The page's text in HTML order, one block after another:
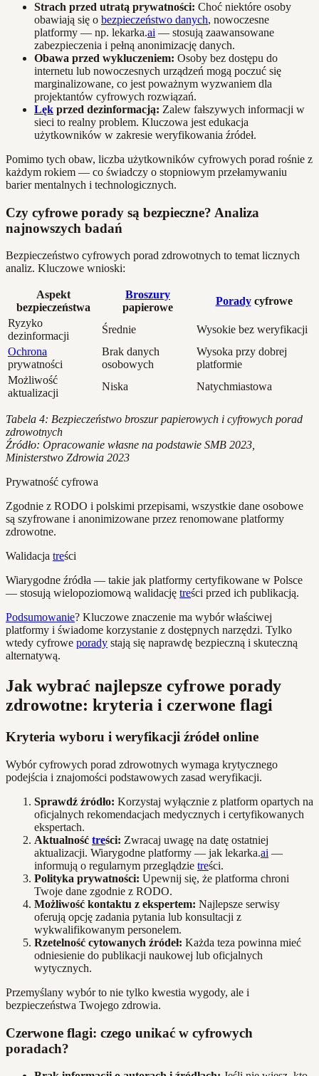
Strach przed utratą prywatności: Choć niektóre osoby
obawiają się o bezpieczeństwo danych, nowoczesne
platformy — np. lekarka.ai — stosują zaawansowane
zabezpieczenia i pełną anonimizację danych.
Obawa przed wykluczeniem: Osoby bez dostępu do
internetu lub nowoczesnych urządzeń mogą poczuć się
marginalizowane, co jest poważnym wyzwaniem dla
projektantów cyfrowych rozwiązań.
Lęk przed dezinformacją: Zalew fałszywych informacji w
sieci to realny problem. Kluczowa jest edukacja
użytkowników w zakresie weryfikowania źródeł.
Pomimo tych obaw, liczba użytkowników cyfrowych porad rośnie z
każdym rokiem — co świadczy o stopniowym przełamywaniu
barier mentalnych i technologicznych.
Czy cyfrowe porady są bezpieczne? Analiza
najnowszych badań
Bezpieczeństwo cyfrowych porad zdrowotnych to temat licznych
analiz. Kluczowe wnioski:
Aspekt
bezpieczeństwa
Broszury
papierowe
Poradycyfrowe
Ryzyko
dezinformacji
Średnie
Wysokie bez weryfikacji
Ochrona
prywatności
Brak danych
osobowych
Wysoka przy dobrej
platformie
Możliwość
aktualizacji
Niska Natychmiastowa
Tabela 4: Bezpieczeństwo broszur papierowych i cyfrowych porad
zdrowotnych
Źródło: Opracowanie własne na podstawie SMB 2023,
Ministerstwo Zdrowia 2023
Prywatność cyfrowa
Zgodnie z RODO i polskimi przepisami, wszystkie dane osobowe
są szyfrowane i anonimizowane przez renomowane platformy
zdrowotne.
Walidacja treści
Wiarygodne źródła — takie jak platformy certyfikowane w Polsce
— stosują wielopoziomową walidację treści przed ich publikacją.
Podsumowanie? Kluczowe znaczenie ma wybór właściwej
platformy i świadome korzystanie z dostępnych narzędzi. Tylko
wtedy cyfrowe porady stają się naprawdę bezpieczną i skuteczną
alternatywą.
Jak wybrać najlepsze cyfrowe porady
zdrowotne: kryteria i czerwone flagi
Kryteria wyboru i weryfikacji źródeł online
Wybór cyfrowych porad zdrowotnych wymaga krytycznego
podejścia i znajomości podstawowych zasad weryfikacji.
Sprawdź źródło: Korzystaj wyłącznie z platform opartych na
oficjalnych rekomendacjach medycznych i certyfikowanych
ekspertach.
Aktualność treści: Zwracaj uwagę na datę ostatniej
aktualizacji. Wiarygodne platformy — jak lekarka.ai —
informują o regularnym przeglądzie treści.
Polityka prywatności: Upewnij się, że platforma chroni
Twoje dane zgodnie z RODO.
Możliwość kontaktu z ekspertem: Najlepsze serwisy
oferują opcję zadania pytania lub konsultacji z
wykwalifikowanym personelem.
Rzetelność cytowanych źródeł: Każda teza powinna mieć
odniesienie do publikacji naukowej lub oficjalnych
wytycznych.
Przemyślany wybór to nie tylko kwestia wygody, ale i
bezpieczeństwa Twojego zdrowia.
Czerwone flagi: czego unikać w cyfrowych
poradach?